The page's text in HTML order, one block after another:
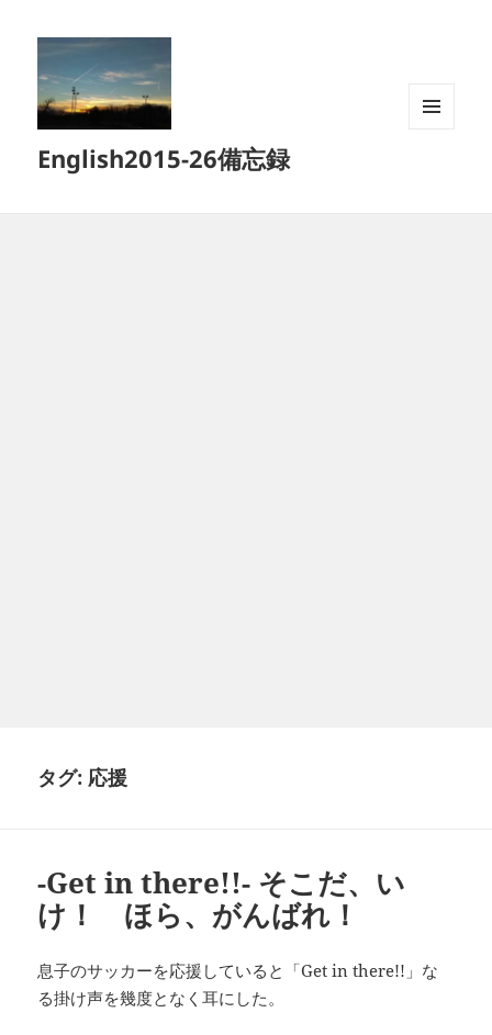
English2015-26備忘録
タグ: 応援
-Get in there!!- そこだ、い
け！ ほら、がんばれ！
息子のサッカーを応援していると「Get in there!! 」な
る掛け声を幾度となく耳にした。